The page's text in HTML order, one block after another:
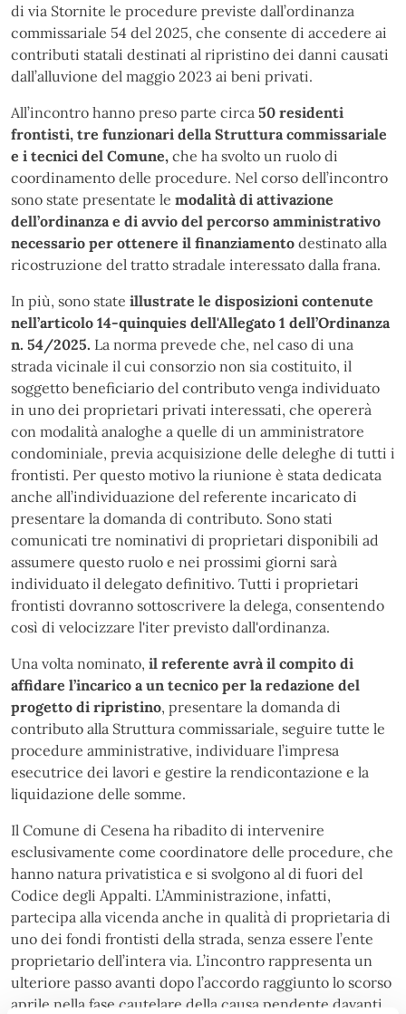
di via Stornite le procedure previste dall’ordinanza
commissariale 54 del 2025, che consente di accedere ai
contributi statali destinati al ripristino dei danni causati
dall’alluvione del maggio 2023 ai beni privati.
All’incontro hanno preso parte circa 50 residenti
frontisti, tre funzionari della Struttura commissariale
e i tecnici del Comune, che ha svolto un ruolo di
coordinamento delle procedure. Nel corso dell’incontro
sono state presentate le modalità di attivazione
dell’ordinanza e di avvio del percorso amministrativo
necessario per ottenere il finanziamento destinato alla
ricostruzione del tratto stradale interessato dalla frana.
In più, sono state illustrate le disposizioni contenute
nell’articolo 14-quinquies dell'Allegato 1 dell’Ordinanza
n. 54/2025. La norma prevede che, nel caso di una
strada vicinale il cui consorzio non sia costituito, il
soggetto beneficiario del contributo venga individuato
in uno dei proprietari privati interessati, che opererà
con modalità analoghe a quelle di un amministratore
condominiale, previa acquisizione delle deleghe di tutti i
frontisti. Per questo motivo la riunione è stata dedicata
anche all’individuazione del referente incaricato di
presentare la domanda di contributo. Sono stati
comunicati tre nominativi di proprietari disponibili ad
assumere questo ruolo e nei prossimi giorni sarà
individuato il delegato definitivo. Tutti i proprietari
frontisti dovranno sottoscrivere la delega, consentendo
così di velocizzare l'iter previsto dall'ordinanza.
Una volta nominato, il referente avrà il compito di
affidare l’incarico a un tecnico per la redazione del
progetto di ripristino, presentare la domanda di
contributo alla Struttura commissariale, seguire tutte le
procedure amministrative, individuare l’impresa
esecutrice dei lavori e gestire la rendicontazione e la
liquidazione delle somme.
Il Comune di Cesena ha ribadito di intervenire
esclusivamente come coordinatore delle procedure, che
hanno natura privatistica e si svolgono al di fuori del
Codice degli Appalti. L’Amministrazione, infatti,
partecipa alla vicenda anche in qualità di proprietaria di
uno dei fondi frontisti della strada, senza essere l’ente
proprietario dell’intera via. L’incontro rappresenta un
ulteriore passo avanti dopo l’accordo raggiunto lo scorso
aprile nella fase cautelare della causa pendente davanti